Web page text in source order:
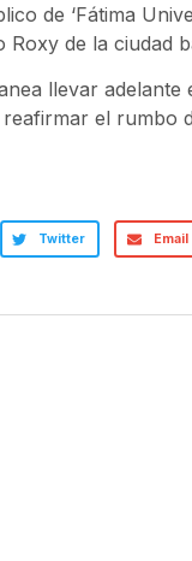
de ‘Fátima
de la ciudad
llevar adelante
el rumbo
Twitter Email